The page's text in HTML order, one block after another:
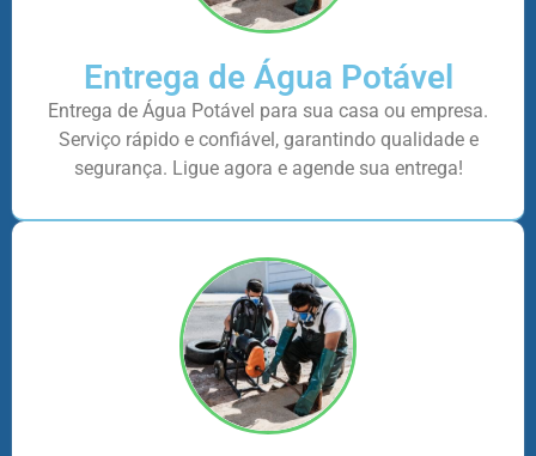
Entrega de Água Potável
Entrega de Água Potável para sua casa ou empresa.
Serviço rápido e confiável, garantindo qualidade e
segurança. Ligue agora e agende sua entrega!